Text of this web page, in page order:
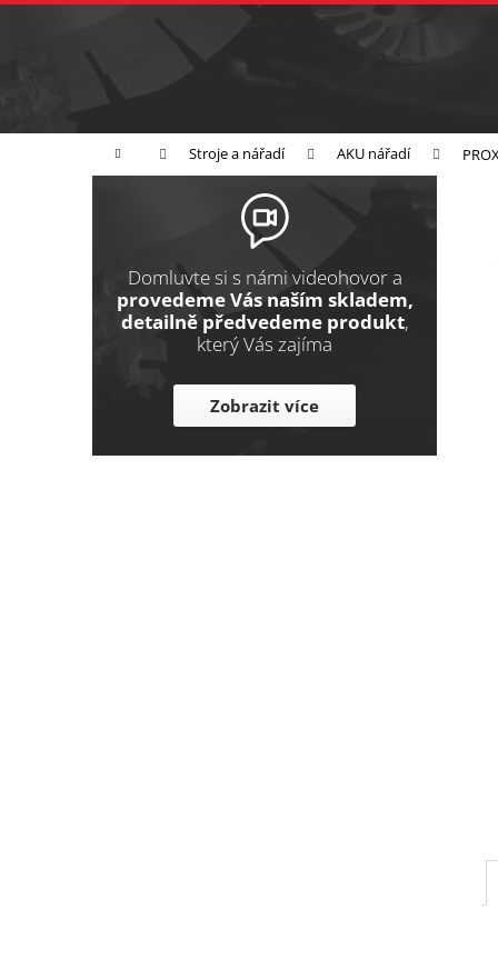
Přejít
Domů Stroje a nářadí AKU nářadí
P
p
Domluvte si s námi videohovor a
provedeme Vás naším skladem,
detailně předvedeme produkt,
který Vás zajíma
Zobrazit více
K
k